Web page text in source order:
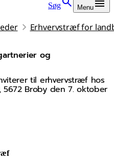
Søg Menu
Erhvervstræf for
og
til erhvervstræf hos
5672 Broby den 7. oktober